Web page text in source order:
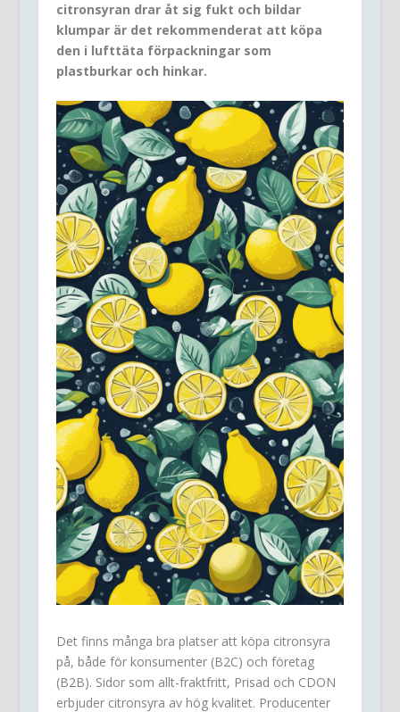
citronsyran drar åt sig fukt och bildar
klumpar är det rekommenderat att köpa
den i lufttäta förpackningar som
plastburkar och hinkar.
Det finns många bra platser att köpa citronsyra
på, både för konsumenter (B2C) och företag
(B2B). Sidor som allt-fraktfritt, Prisad och CDON
erbjuder citronsyra av hög kvalitet. Producenter